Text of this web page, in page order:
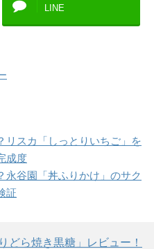
LINE
リスカ「しっとりいちご」を
成度
永谷園「丼ふりかけ」のサク
証
どら焼き黒糖」レビュー！